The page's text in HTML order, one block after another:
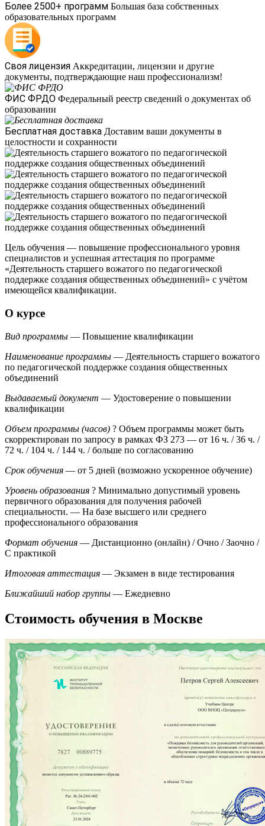
Более 2500+ программ Большая база собственных
образовательных программ
Своя лицензия Аккредитации, лицензии и другие
документы, подтверждающие наш профессионализм!
ФИС ФРДО Федеральный реестр сведений о документах об
образовании
Бесплатная доставка Доставим ваши документы в
целостности и сохранности
Цель обучения — повышение профессионального уровня
специалистов и успешная аттестация по программе
«Деятельность старшего вожатого по педагогической
поддержке создания общественных объединений» с учётом
имеющейся квалификации.
О курсе
Вид программы — Повышение квалификации
Наименование программы — Деятельность старшего вожатого
по педагогической поддержке создания общественных
объединений
Выдаваемый документ — Удостоверение о повышении
квалификации
Объем программы (часов) ? Объем программы может быть
скорректирован по запросу в рамках ФЗ 273 — от 16 ч. / 36 ч. /
72 ч. / 104 ч. / 144 ч. / больше по согласованию
Срок обучения — от 5 дней (возможно ускоренное обучение)
Уровень образования ? Минимально допустимый уровень
первичного образования для получения рабочей
специальности. — На базе высшего или среднего
профессионального образования
Формат обучения — Дистанционно (онлайн) / Очно / Заочно /
С практикой
Итоговая аттестация — Экзамен в виде тестирования
Ближайший набор группы — Ежедневно
Стоимость обучения в Москве